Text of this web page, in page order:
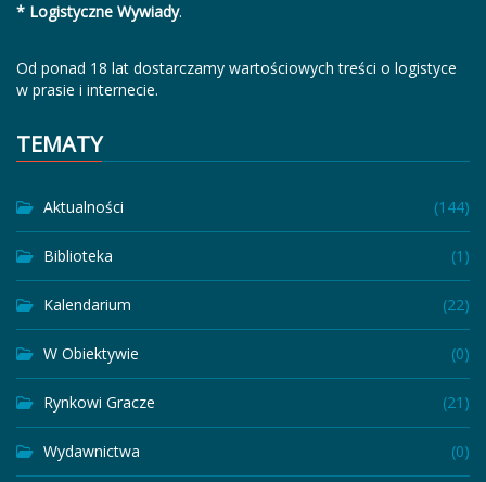
* Logistyczne Wywiady.
Od ponad 18 lat dostarczamy wartościowych treści o logistyce
w prasie i internecie.
TEMATY
Aktualności (144)
Biblioteka (1)
Kalendarium (22)
W Obiektywie (0)
Rynkowi Gracze (21)
Wydawnictwa (0)